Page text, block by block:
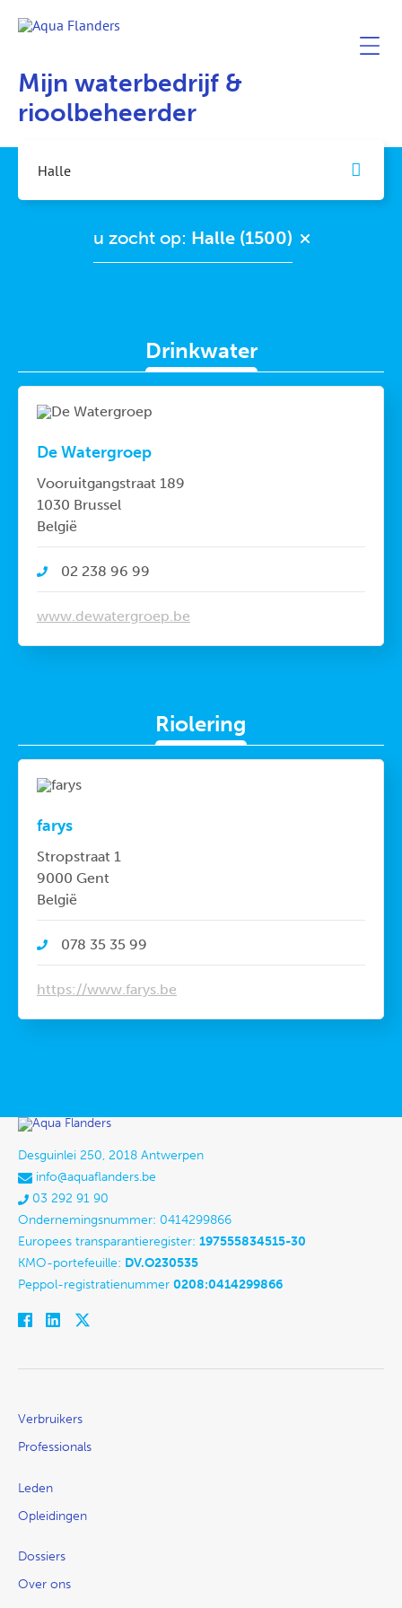
Mijn waterbedrijf &
rioolbeheerder
u zocht op: Halle (1500)
Drinkwater
De Watergroep
Vooruitgangstraat 189
1030 Brussel
België
02 238 96 99
www.dewatergroep.be
Riolering
farys
Stropstraat 1
9000 Gent
België
078 35 35 99
https://www.farys.be
Desguinlei 250, 2018 Antwerpen
info@aquaflanders.be
03 292 91 90
Ondernemingsnummer: 0414299866
Europees transparantieregister: 197555834515-30
KMO-portefeuille: DV.O230535
Peppol-registratienummer 0208:0414299866
Verbruikers
Professionals
Leden
Opleidingen
Dossiers
Over ons